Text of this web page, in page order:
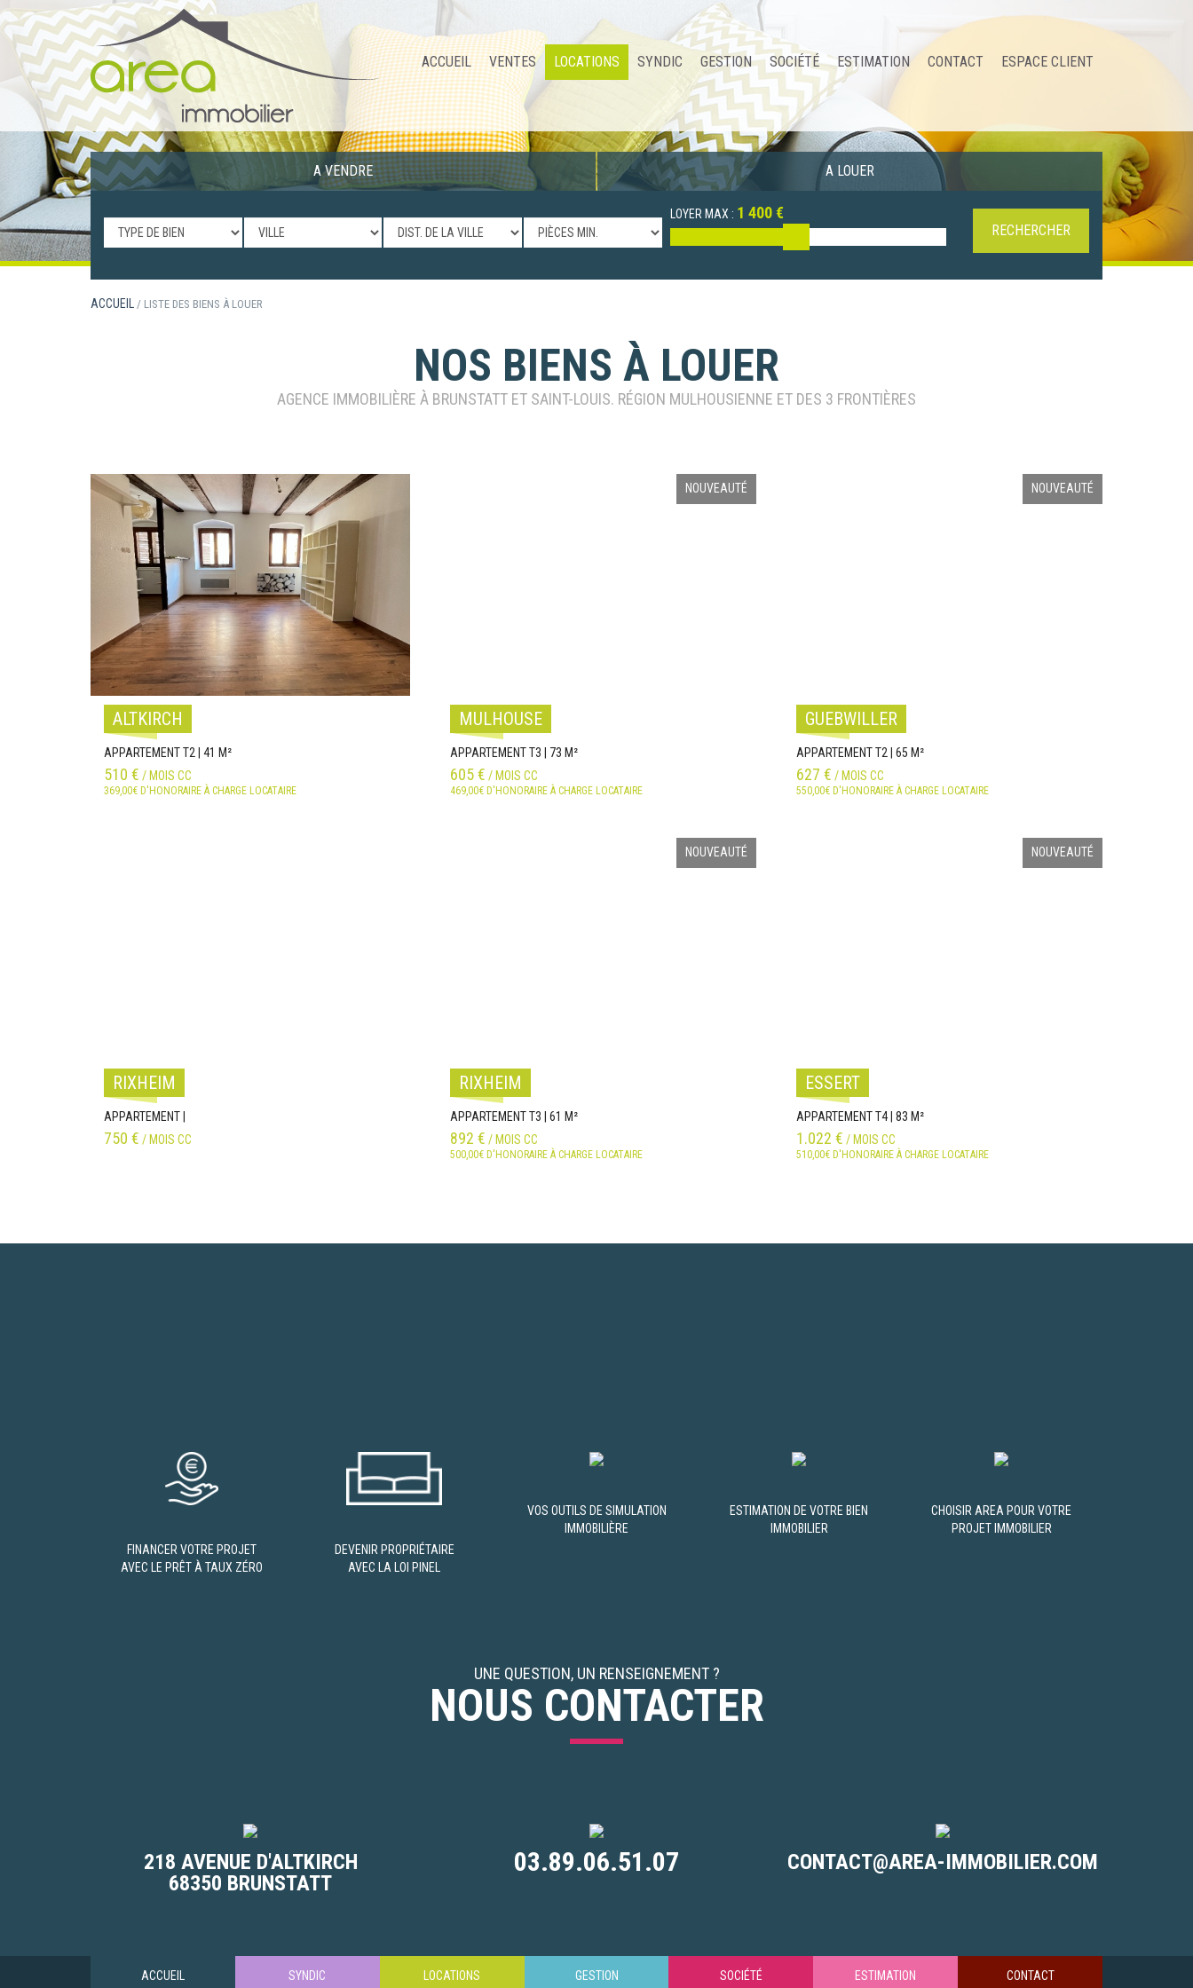
ACCUEIL VENTES LOCATIONS SYNDIC GESTION SOCIÉTÉ ESTIMATION CONTACT ESPACE CLIENT
A VENDRE A LOUER
LOYER MAX : 1 400 €
RECHERCHER
ACCUEIL / LISTE DES BIENS À LOUER
NOS BIENS À LOUER
AGENCE IMMOBILIÈRE À BRUNSTATT ET SAINT-LOUIS. RÉGION MULHOUSIENNE ET DES 3 FRONTIÈRES
ALTKIRCH
APPARTEMENT T2 | 41 M²
510 € / MOIS CC
369,00€ D'HONORAIRE À CHARGE LOCATAIRE
NOUVEAUTÉ
MULHOUSE
APPARTEMENT T3 | 73 M²
605 € / MOIS CC
469,00€ D'HONORAIRE À CHARGE LOCATAIRE
NOUVEAUTÉ
GUEBWILLER
APPARTEMENT T2 | 65 M²
627 € / MOIS CC
550,00€ D'HONORAIRE À CHARGE LOCATAIRE
RIXHEIM
APPARTEMENT |
750 € / MOIS CC
NOUVEAUTÉ
RIXHEIM
APPARTEMENT T3 | 61 M²
892 € / MOIS CC
500,00€ D'HONORAIRE À CHARGE LOCATAIRE
NOUVEAUTÉ
ESSERT
APPARTEMENT T4 | 83 M²
1.022 € / MOIS CC
510,00€ D'HONORAIRE À CHARGE LOCATAIRE
FINANCER VOTRE PROJET
AVEC LE PRÊT À TAUX ZÉRO
DEVENIR PROPRIÉTAIRE
AVEC LA LOI PINEL
VOS OUTILS DE SIMULATION
IMMOBILIÈRE
ESTIMATION DE VOTRE BIEN
IMMOBILIER
CHOISIR AREA POUR VOTRE
PROJET IMMOBILIER
UNE QUESTION, UN RENSEIGNEMENT ?
NOUS CONTACTER
218 AVENUE D'ALTKIRCH
68350 BRUNSTATT
03.89.06.51.07 CONTACT@AREA-IMMOBILIER.COM
ACCUEIL SYNDIC LOCATIONS GESTION SOCIÉTÉ ESTIMATION CONTACT